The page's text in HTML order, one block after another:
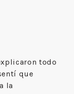
todo
que
la